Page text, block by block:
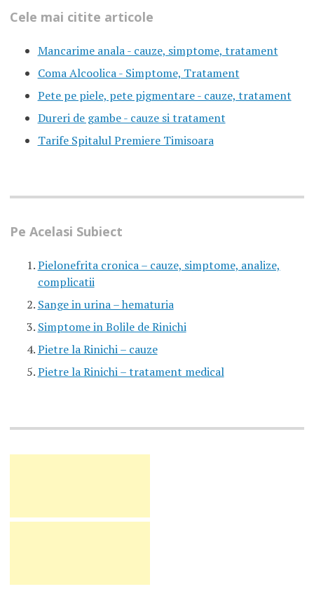
Cele mai citite articole
Mancarime anala - cauze, simptome, tratament
Coma Alcoolica - Simptome, Tratament
Pete pe piele, pete pigmentare - cauze, tratament
Dureri de gambe - cauze si tratament
Tarife Spitalul Premiere Timisoara
Pe Acelasi Subiect
Pielonefrita cronica – cauze, simptome, analize,
complicatii
Sange in urina – hematuria
Simptome in Bolile de Rinichi
Pietre la Rinichi – cauze
Pietre la Rinichi – tratament medical